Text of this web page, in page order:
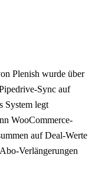
Plenish wurde über
Sync auf
System legt
WooCommerce-
auf Deal-Werte
Verlängerungen